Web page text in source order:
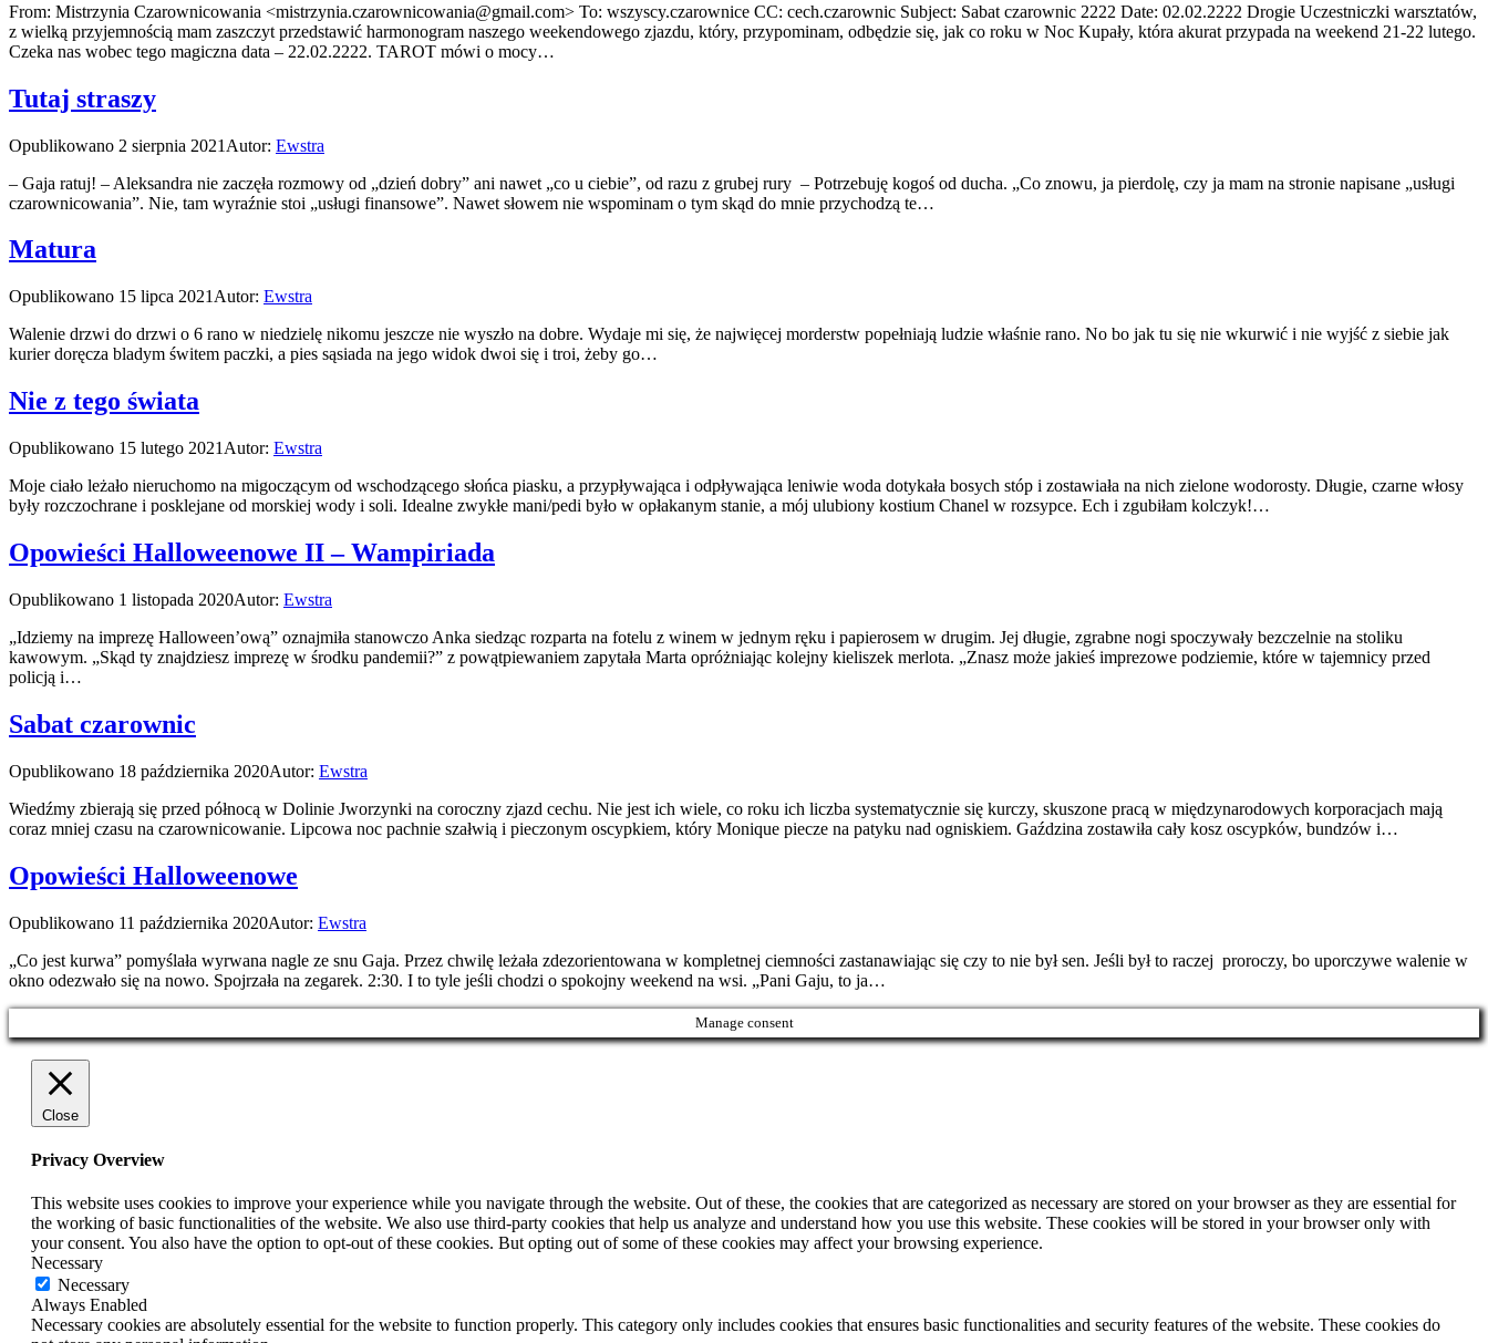
From: Mistrzynia Czarownicowania <mistrzynia.czarownicowania@gmail.com> To: wszyscy.czarownice CC: cech.czarownic Subject: Sabat czarownic 2222 Date: 02.02.2222 Drogie Uczestniczki warsztatów,
z wielką przyjemnością mam zaszczyt przedstawić harmonogram naszego weekendowego zjazdu, który, przypominam, odbędzie się, jak co roku w Noc Kupały, która akurat przypada na weekend 21-22 lutego.
Czeka nas wobec tego magiczna data – 22.02.2222. TAROT mówi o mocy…
Tutaj straszy
Opublikowano 2 sierpnia 2021 Autor: Ewstra
– Gaja ratuj! – Aleksandra nie zaczęła rozmowy od „dzień dobry” ani nawet „co u ciebie”, od razu z grubej rury – Potrzebuję kogoś od ducha. „Co znowu, ja pierdolę, czy ja mam na stronie napisane „usługi
czarownicowania”. Nie, tam wyraźnie stoi „usługi finansowe”. Nawet słowem nie wspominam o tym skąd do mnie przychodzą te…
Matura
Opublikowano 15 lipca 2021 Autor: Ewstra
Walenie drzwi do drzwi o 6 rano w niedzielę nikomu jeszcze nie wyszło na dobre. Wydaje mi się, że najwięcej morderstw popełniają ludzie właśnie rano. No bo jak tu się nie wkurwić i nie wyjść z siebie jak
kurier doręcza bladym świtem paczki, a pies sąsiada na jego widok dwoi się i troi, żeby go…
Nie z tego świata
Opublikowano 15 lutego 2021 Autor: Ewstra
Moje ciało leżało nieruchomo na migoczącym od wschodzącego słońca piasku, a przypływająca i odpływająca leniwie woda dotykała bosych stóp i zostawiała na nich zielone wodorosty. Długie, czarne włosy
były rozczochrane i posklejane od morskiej wody i soli. Idealne zwykłe mani/pedi było w opłakanym stanie, a mój ulubiony kostium Chanel w rozsypce. Ech i zgubiłam kolczyk!…
Opowieści Halloweenowe II – Wampiriada
Opublikowano 1 listopada 2020Autor: Ewstra
„Idziemy na imprezę Halloween’ową” oznajmiła stanowczo Anka siedząc rozparta na fotelu z winem w jednym ręku i papierosem w drugim. Jej długie, zgrabne nogi spoczywały bezczelnie na stoliku
kawowym. „Skąd ty znajdziesz imprezę w środku pandemii?” z powątpiewaniem zapytała Marta opróżniając kolejny kieliszek merlota. „Znasz może jakieś imprezowe podziemie, które w tajemnicy przed
policją i…
Sabat czarownic
Opublikowano 18 października 2020Autor: Ewstra
Wiedźmy zbierają się przed północą w Dolinie Jworzynki na coroczny zjazd cechu. Nie jest ich wiele, co roku ich liczba systematycznie się kurczy, skuszone pracą w międzynarodowych korporacjach mają
coraz mniej czasu na czarownicowanie. Lipcowa noc pachnie szałwią i pieczonym oscypkiem, który Monique piecze na patyku nad ogniskiem. Gaździna zostawiła cały kosz oscypków, bundzów i…
Opowieści Halloweenowe
Opublikowano 11 października 2020Autor: Ewstra
„Co jest kurwa” pomyślała wyrwana nagle ze snu Gaja. Przez chwilę leżała zdezorientowana w kompletnej ciemności zastanawiając się czy to nie był sen. Jeśli był to raczej proroczy, bo uporczywe walenie w
okno odezwało się na nowo. Spojrzała na zegarek. 2:30. I to tyle jeśli chodzi o spokojny weekend na wsi. „Pani Gaju, to ja…
Manage consent
Close
Privacy Overview
This website uses cookies to improve your experience while you navigate through the website. Out of these, the cookies that are categorized as necessary are stored on your browser as they are essential for
the working of basic functionalities of the website. We also use third-party cookies that help us analyze and understand how you use this website. These cookies will be stored in your browser only with
your consent. You also have the option to opt-out of these cookies. But opting out of some of these cookies may affect your browsing experience.
Necessary
Necessary
Always Enabled
Necessary cookies are absolutely essential for the website to function properly. This category only includes cookies that ensures basic functionalities and security features of the website. These cookies do